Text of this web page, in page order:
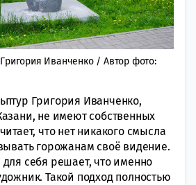
Иванченко / Автор фото:
Григория Иванченко,
не имеют собственных
что нет никакого смысла
горожанам своё видение.
себя решает, что именно
Такой подход полностью